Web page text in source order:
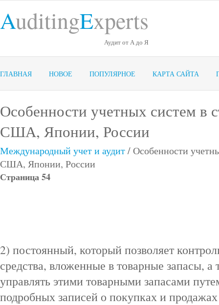
AuditingExperts
Аудит от А до Я
ГЛАВНАЯ НОВОЕ ПОПУЛЯРНОЕ КАРТА САЙТА
Особенности учетных систем в
США, Японии, России
Международный учет и аудит/ Особенности
США, Японии, России
Страница 54
2) постоянный, который позволяет
средства, вложенные в товарные запасы,
управлять этими товарными запасами
подробных записей о покупках и продажах